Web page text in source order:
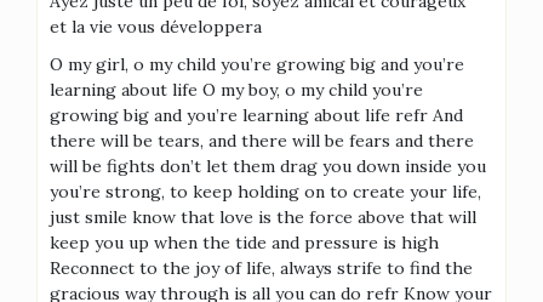
et la vie vous développera
O my girl, o my child you’re growing big and you’re
learning about life O my boy, o my child you’re
growing big and you’re learning about life refr And
there will be tears, and there will be fears and there
will be fights don’t let them drag you down inside you
you’re strong, to keep holding on to create your life,
just smile know that love is the force above that will
keep you up when the tide and pressure is high
Reconnect to the joy of life, always strife to find the
gracious way through is all you can do refr Know your